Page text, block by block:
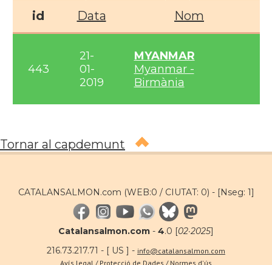
id Data Nom
443
21-
01-
2019
MYANMAR
Myanmar -
Birmània
Tornar al capdemunt
CATALANSALMON.com (WEB:0 / CIUTAT: 0) - [Nseg: 1]
Catalansalmon.com - 4.0 [02·2025]
216.73.217.71 - [ US ] - info@catalansalmon.com
Avís legal / Protecció de Dades / Normes d'ús